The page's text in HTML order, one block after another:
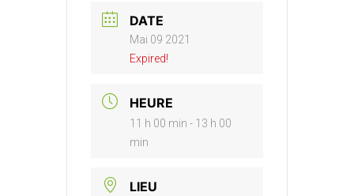
DATE
Mai 09 2021
Expired!
HEURE
11 h 00 min - 13 h 00
min
LIEU